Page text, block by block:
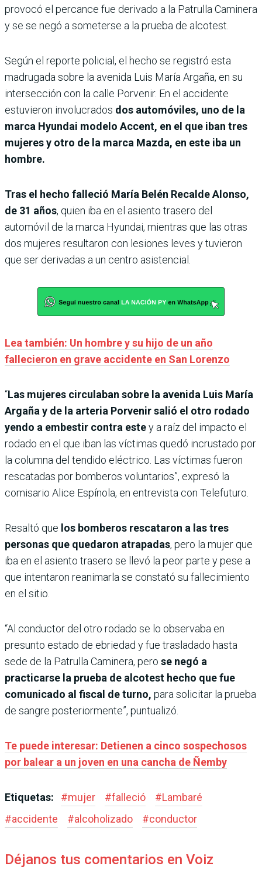
provocó el percance fue derivado a la Patrulla Caminera
y se se negó a someterse a la prueba de alcotest.
Según el reporte policial, el hecho se registró esta
madrugada sobre la avenida Luis María Argaña, en su
intersección con la calle Porvenir. En el accidente
estuvieron involucrados dos automóviles, uno de la
marca Hyundai modelo Accent, en el que iban tres
mujeres y otro de la marca Mazda, en este iba un
hombre.
Tras el hecho falleció María Belén Recalde Alonso,
de 31 años, quien iba en el asiento trasero del
automóvil de la marca Hyundai, mientras que las otras
dos mujeres resultaron con lesiones leves y tuvieron
que ser derivadas a un centro asistencial.
Lea también: Un hombre y su hijo de un año
fallecieron en grave accidente en San Lorenzo
“Las mujeres circulaban sobre la avenida Luis María
Argaña y de la arteria Porvenir salió el otro rodado
yendo a embestir contra estey a raíz del impacto el
rodado en el que iban las víctimas quedó incrustado por
la columna del tendido eléctrico. Las víctimas fueron
rescatadas por bomberos voluntarios”, expresó la
comisario Alice Espínola, en entrevista con Telefuturo.
Resaltó que los bomberos rescataron a las tres
personas que quedaron atrapadas, pero la mujer que
iba en el asiento trasero se llevó la peor parte y pese a
que intentaron reanimarla se constató su fallecimiento
en el sitio.
“Al conductor del otro rodado se lo observaba en
presunto estado de ebriedad y fue trasladado hasta
sede de la Patrulla Caminera, pero se negó a
practicarse la prueba de alcotest hecho que fue
comunicado al fiscal de turno, para solicitar la prueba
de sangre posteriormente”, puntualizó.
Te puede interesar: Detienen a cinco sospechosos
por balear a un joven en una cancha de Ñemby
Etiquetas: #mujer #falleció #Lambaré
#accidente #alcoholizado #conductor
Déjanos tus comentarios en Voiz